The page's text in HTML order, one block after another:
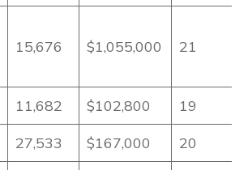
15,676 $1,055,000 21
11,682 $102,800
19
27,533 $167,000
20